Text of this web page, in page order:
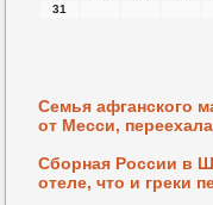
31
Семья афганского
от Месси,
Сборная России в
отеле, что и греки